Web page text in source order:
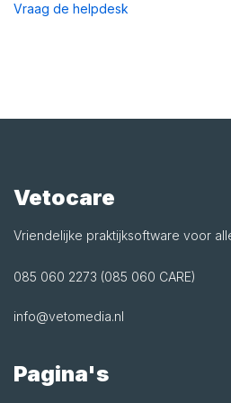
Vraag de helpdesk
Vetocare
Vriendelijke praktijksoftware voor
085 060 2273 (085 060 CARE)
info@vetomedia.nl
Pagina's